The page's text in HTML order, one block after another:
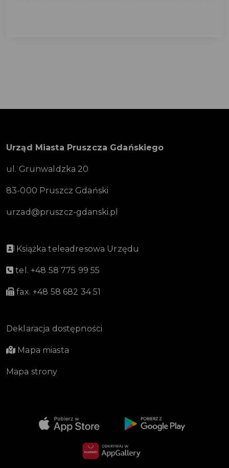
Urząd Miasta Pruszcza Gdańskiego
ul. Grunwaldzka 20
83-000 Pruszcz Gdański
urzad@pruszcz-gdanski.pl
Książka teleadresowa Urzędu
tel. +48 58 775 99 55
fax. +48 58 682 34 51
Deklaracja dostępności
Mapa miasta
Mapa strony